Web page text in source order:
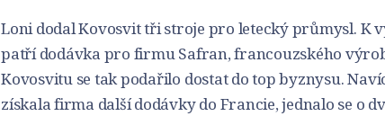
Loni dodal Kovosvit tři stroje pro letecký průmysl. K
patří dodávka pro firmu Safran, francouzského
Kovosvitu se tak podařilo dostat do top byznysu.
získala firma další dodávky do Francie, jednalo se o